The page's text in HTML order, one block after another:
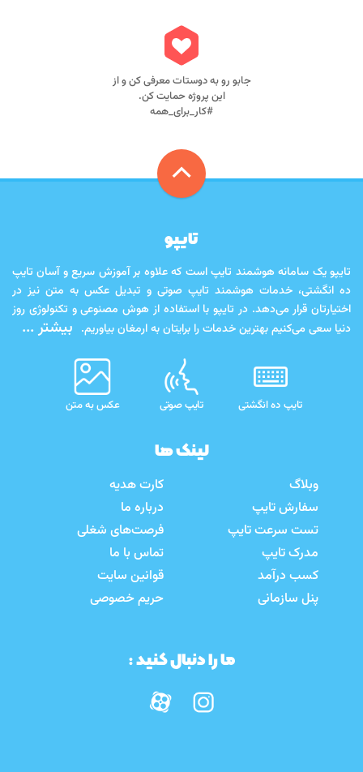
جابو رو به دوستات معرفی کن و از
این پروژه حمایت کن.
#کار_برای_همه
تایپو
تایپو یک سامانه هوشمند تایپ است که علاوه بر آموزش سریع و آسان تایپ
ده انگشتی، خدمات هوشمند تایپ صوتی و تبدیل عکس به متن نیز در
اختیارتان قرار می‌دهد. در تایپو با استفاده از هوش مصنوعی و تکنولوژی روز
دنیا سعی می‌کنیم بهترین خدمات را برایتان به ارمغان بیاوریم. بیشتر ...
تایپ ده انگشتی تایپ صوتی عکس به متن
لینک ها
وبلاگ
سفارش تایپ
تست سرعت تایپ
مدرک تایپ
کسب درآمد
پنل سازمانی
کارت هدیه
درباره ما
فرصت‌های شغلی
تماس با ما
قوانین سایت
حریم خصوصی
ما را دنبال کنید :